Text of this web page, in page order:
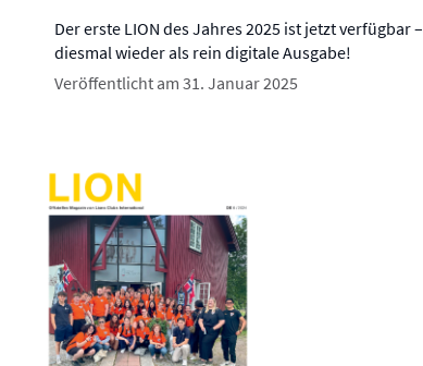
Der erste LION des Jahres 2025 ist jetzt verfügbar –
diesmal wieder als rein digitale Ausgabe!
Veröffentlicht am 31. Januar 2025